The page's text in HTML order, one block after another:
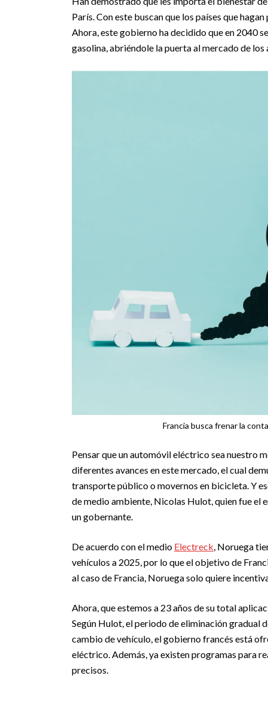
París. Con este buscan que los países que
Ahora, este gobierno ha decidido que en 2040
gasolina, abriéndole la puerta al mercado de
Francia busca frenar la
Pensar que un automóvil eléctrico sea nuestro
diferentes avances en este mercado, el cual
transporte público o movernos en bicicleta. Y
de medio ambiente, Nicolas Hulot, quien fue el
un gobernante.
De acuerdo con el medio Electreck, Noruega
vehículos a 2025, por lo que el objetivo de
al caso de Francia, Noruega solo quiere
Ahora, que estemos a 23 años de su total
Según Hulot, el periodo de eliminación gradual
cambio de vehículo, el gobierno francés está
eléctrico. Además, ya existen programas para
precisos.